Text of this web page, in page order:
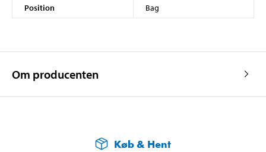
Position Bag
Om producenten
Køb & Hent